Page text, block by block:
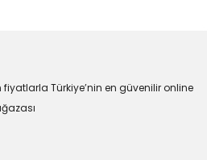
Türkiye’nin en güvenilir online